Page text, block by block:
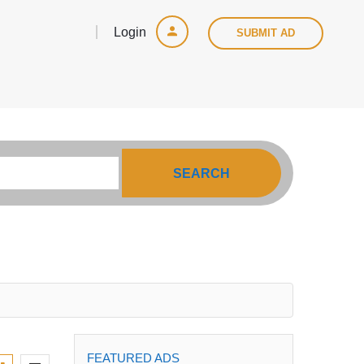
Login SUBMIT AD
SEARCH
FEATURED ADS